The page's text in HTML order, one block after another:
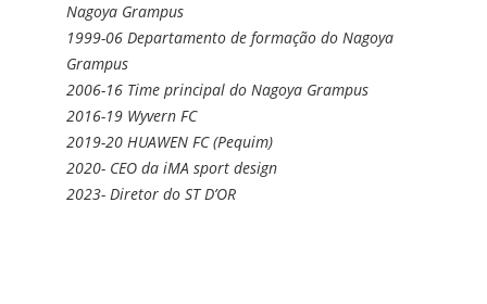
Nagoya Grampus
1999-06 Departamento de formação do Nagoya
Grampus
2006-16 Time principal do Nagoya Grampus
2016-19 Wyvern FC
2019-20 HUAWEN FC (Pequim)
2020- CEO da iMA sport design
2023- Diretor do ST D’OR